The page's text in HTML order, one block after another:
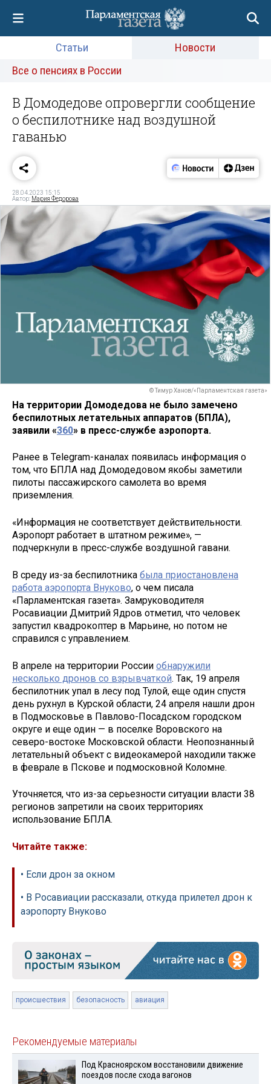
Статьи
Новости
Все о пенсиях в России
В Домодедове опровергли сообщение
о беспилотнике над воздушной
гаванью
28.04.2023 15:15
Автор: Мария Федорова
© Тимур Ханов/«Парламентская газета»
На территории Домодедова не было замечено
беспилотных летательных аппаратов (БПЛА),
заявили «360» в пресс-службе аэропорта.
Ранее в Telegram-каналах появилась информация о
том, что БПЛА над Домодедовом якобы заметили
пилоты пассажирского самолета во время
приземления.
«Информация не соответствует действительности.
Аэропорт работает в штатном режиме», —
подчеркнули в пресс-службе воздушной гавани.
В среду из-за беспилотника была приостановлена
работа аэропорта Внуково, о чем писала
«Парламентская газета». Замруководителя
Росавиации Дмитрий Ядров отметил, что человек
запустил квадрокоптер в Марьине, но потом не
справился с управлением.
В апреле на территории России обнаружили
несколько дронов со взрывчаткой. Так, 19 апреля
беспилотник упал в лесу под Тулой, еще один спустя
день рухнул в Курской области, 24 апреля нашли дрон
в Подмосковье в Павлово-Посадском городском
округе и еще один — в поселке Воровского на
северо-востоке Московской области. Неопознанный
летательный объект с видеокамерой находили также
в феврале в Пскове и подмосковной Коломне.
Уточняется, что из-за серьезности ситуации власти 38
регионов запретили на своих территориях
использование БПЛА.
Читайте также:
• Если дрон за окном
• В Росавиации рассказали, откуда прилетел дрон к
аэропорту Внуково
происшествия безопасность авиация
Рекомендуемые материалы
Под Красноярском восстановили движение
поездов после схода вагонов